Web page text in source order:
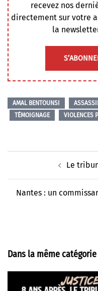
recevez nos
directement sur votre
la
AMAL BENTOUNSI
TÉMOIGNAGE
VIOLENCES
Le
Nantes : un
Dans la même catégorie